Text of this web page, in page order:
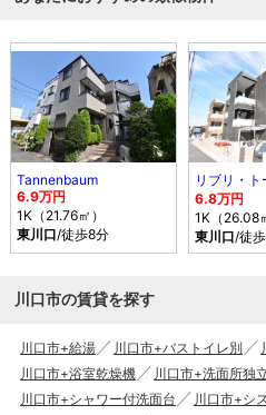
Tannenbaum
6.9万円
1K（21.76㎡）
東川口/徒歩8分
6.8万円
1K（26.08
東川口/徒
川口市の賃貸を探す
川口市+給湯 川口市+バストイレ別
川口市+浴室乾燥機
川口市+洗面所独
川口市+シャワー付洗面台
川口市+シ